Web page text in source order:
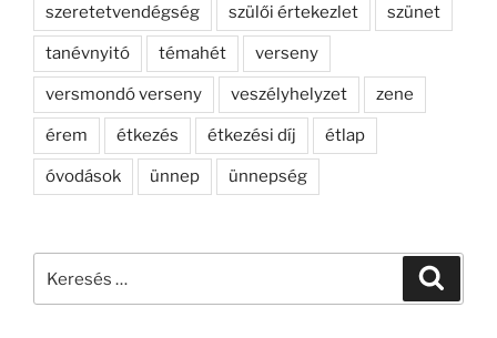
szeretetvendégség szülői értekezlet szünet
tanévnyitó témahét verseny
versmondó verseny veszélyhelyzet zene
érem étkezés étkezési díj étlap
óvodások ünnep ünnepség